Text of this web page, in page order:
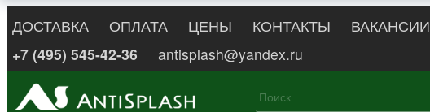
ДОСТАВКА ОПЛАТА ЦЕНЫ КОНТАКТЫ
ВАКАНСИИ
+7 (495) 545-42-36
antisplash@yandex.ru